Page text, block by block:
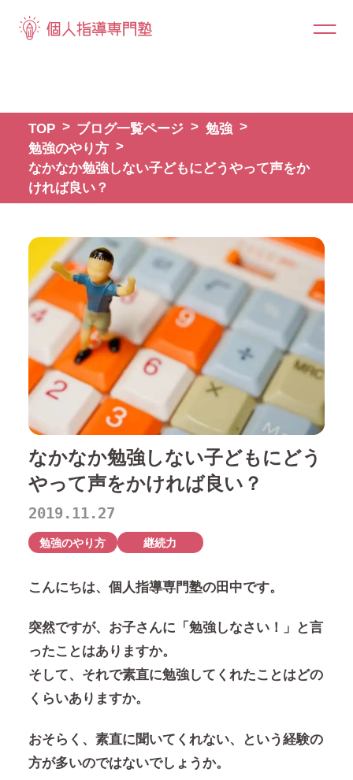
TOP ブログ一覧ページ
勉強
勉強のやり方
なかなか勉強しない子どもにどうやって声をか
ければ良い？
なかなか勉強しない子どもにどう
やって声をかければ良い？
2019.11.27
勉強のやり方 継続力
こんにちは、個人指導専門塾の田中です。
突然ですが、お子さんに「勉強しなさい！」と言
ったことはありますか。
そして、それで素直に勉強してくれたことはどの
くらいありますか。
おそらく、素直に聞いてくれない、という経験の
方が多いのではないでしょうか。